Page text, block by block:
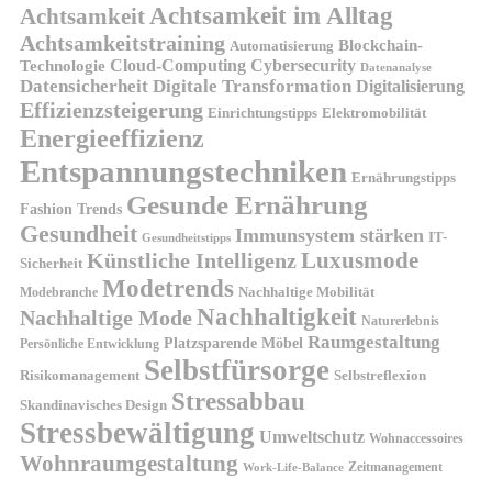
AchtsamkeitAchtsamkeit im Alltag
Achtsamkeitstraining Automatisierung Blockchain-
Technologie Cloud-Computing Cybersecurity Datenanalyse
Datensicherheit Digitale Transformation Digitalisierung
Effizienzsteigerung Einrichtungstipps Elektromobilität
Energieeffizienz
Entspannungstechniken Ernährungstipps
Fashion Trends Gesunde Ernährung
Gesundheit Gesundheitstipps Immunsystem stärken IT-
Sicherheit Künstliche IntelligenzLuxusmode
Modebranche Modetrends Nachhaltige Mobilität
Nachhaltige ModeNachhaltigkeit Naturerlebnis
Persönliche Entwicklung Platzsparende Möbel Raumgestaltung
Risikomanagement Selbstfürsorge Selbstreflexion
Skandinavisches Design Stressabbau
Stressbewältigung Umweltschutz Wohnaccessoires
Wohnraumgestaltung Work-Life-Balance Zeitmanagement